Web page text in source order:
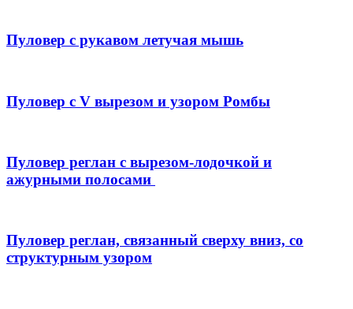
Пуловер с рукавом летучая мышь
Пуловер с V вырезом и узором Ромбы
Пуловер реглан с вырезом-лодочкой и
ажурными полосами
Пуловер реглан, связанный сверху вниз, со
структурным узором